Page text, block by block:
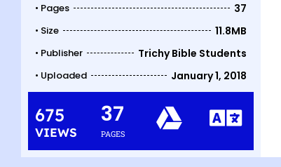
• Pages 37
• Size 11.8MB
• Publisher Trichy Bible Students
• Uploaded January 1, 2018
675
VIEWS PAGES
37